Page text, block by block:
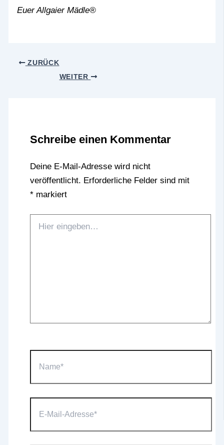
Euer Allgaier Mädle®
ZURÜCK
WEITER
Schreibe einen Kommentar
Deine E-Mail-Adresse wird nicht
veröffentlicht. Erforderliche Felder sind mit
*markiert
eingeben…
Mail-